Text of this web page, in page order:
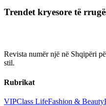
Trendet kryesore të
Revista numër një në Shqipëri
stil.
Rubrikat
VIPClass LifeFashion & Beauty